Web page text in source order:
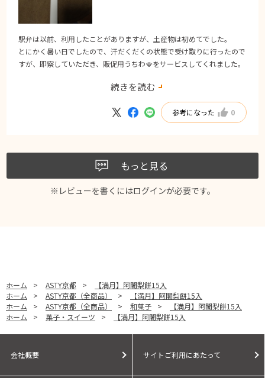
駅弁は以前、利用したことがありますが、土産物は初めてでした。
とにかく暑い日でしたので、汗だくだくの状態で受け取りに行ったので
すが、即察していただき、販促用うちわ🪭をサービスしてくれました。
また、利用したいと思います。
続きを読む
参考になった 0
もっと見る
※レビューを書くにはログインが必要です。
ホーム > ASTY京都 >
【満月】阿闍梨餅15入
ホーム
> ASTY京都（全商品） >
【満月】阿闍梨餅15入
ホーム
> ASTY京都（全商品） > 和菓子 >
【満月】阿闍梨餅15入
ホーム
> 菓子・スイーツ > 【満月】阿闍梨餅15入
会社概要 サイトご利用にあたって